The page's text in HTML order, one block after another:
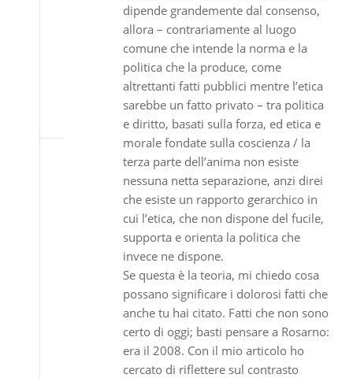
dipende grandemente dal consenso,
allora – contrariamente al luogo
comune che intende la norma e la
politica che la produce, come
altrettanti fatti pubblici mentre l’etica
sarebbe un fatto privato – tra politica
e diritto, basati sulla forza, ed etica e
morale fondate sulla coscienza / la
terza parte dell’anima non esiste
nessuna netta separazione, anzi direi
che esiste un rapporto gerarchico in
cui l’etica, che non dispone del fucile,
supporta e orienta la politica che
invece ne dispone.
Se questa è la teoria, mi chiedo cosa
possano significare i dolorosi fatti che
anche tu hai citato. Fatti che non sono
certo di oggi; basti pensare a Rosarno:
era il 2008. Con il mio articolo ho
cercato di riflettere sul contrasto